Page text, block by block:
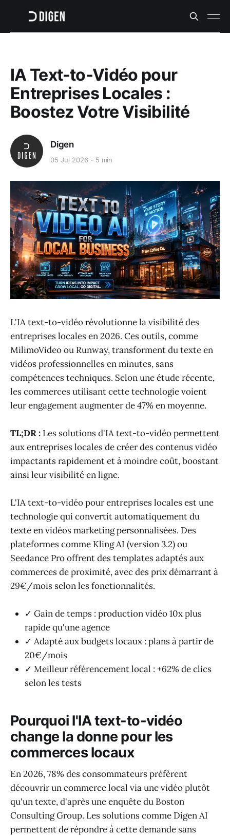
IA Text-to-Vidéo pour
Entreprises Locales :
Boostez Votre Visibilité
Digen
05 Jul 2026 5 min
L'IA text-to-vidéo révolutionne la visibilité des
entreprises locales en 2026. Ces outils, comme
MilimoVideo ou Runway, transforment du texte en
vidéos professionnelles en minutes, sans
compétences techniques. Selon une étude récente,
les commerces utilisant cette technologie voient
leur engagement augmenter de 47% en moyenne.
TL;DR : Les solutions d'IA text-to-vidéo permettent
aux entreprises locales de créer des contenus vidéo
impactants rapidement et à moindre coût, boostant
ainsi leur visibilité en ligne.
L'IA text-to-vidéo pour entreprises locales est une
technologie qui convertit automatiquement du
texte en vidéos marketing personnalisées. Des
plateformes comme Kling AI (version 3.2) ou
Seedance Pro offrent des templates adaptés aux
commerces de proximité, avec des prix démarrant à
29€/mois selon les fonctionnalités.
✓ Gain de temps : production vidéo 10x plus
rapide qu'une agence
✓ Adapté aux budgets locaux : plans à partir de
20€/mois
✓ Meilleur référencement local : +62% de clics
selon les tests
Pourquoi l'IA text-to-vidéo
change la donne pour les
commerces locaux
En 2026, 78% des consommateurs préfèrent
découvrir un commerce local via une vidéo plutôt
qu'un texte, d'après une enquête du Boston
Consulting Group. Les solutions comme Digen AI
permettent de répondre à cette demande sans